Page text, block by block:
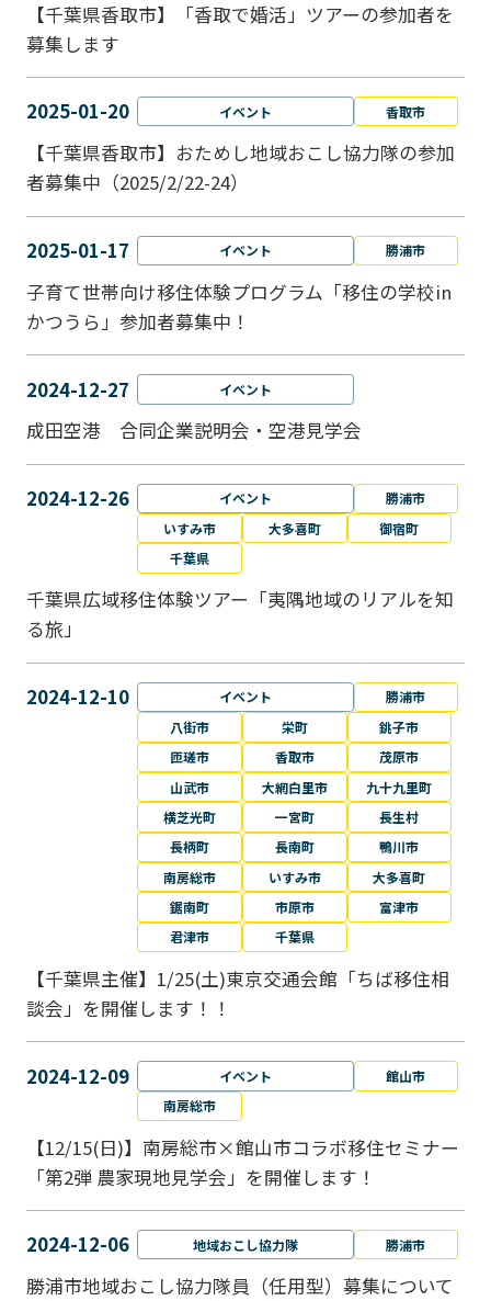
【千葉県香取市】「香取で婚活」ツアーの参加者を
募集します
2025-01-20 イベント 香取市
【千葉県香取市】おためし地域おこし協力隊の参加
者募集中（2025/2/22-24）
2025-01-17 イベント 勝浦市
子育て世帯向け移住体験プログラム「移住の学校in
かつうら」参加者募集中！
2024-12-27 イベント
成田空港 合同企業説明会・空港見学会
2024-12-26 イベント
勝浦市
いすみ市
大多喜町
御宿町
千葉県
千葉県広域移住体験ツアー「夷隅地域のリアルを知
る旅」
2024-12-10 イベント
勝浦市
八街市
栄町
銚子市
匝瑳市
香取市
茂原市
山武市
大網白里市
九十九里町
横芝光町
一宮町
長生村
長柄町
長南町
鴨川市
南房総市
いすみ市
大多喜町
鋸南町
市原市
富津市
君津市
千葉県
【千葉県主催】1/25(土)東京交通会館「ちば移住相
談会」を開催します！！
2024-12-09 イベント
館山市
南房総市
【12/15(日)】南房総市×館山市コラボ移住セミナー
「第2弾 農家現地見学会」を開催します！
2024-12-06 地域おこし協力隊 勝浦市
勝浦市地域おこし協力隊員（任用型）募集について